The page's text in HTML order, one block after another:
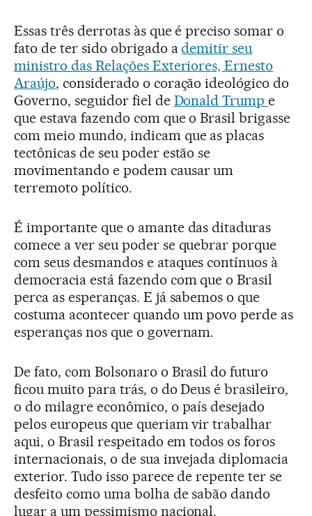
Essas três derrotas às que é preciso somar o
fato de ter sido obrigado ademitir seu
ministro das Relações Exteriores, Ernesto
Araújo, considerado o coração ideológico do
Governo, seguidor fiel de Donald Trumpe
que estava fazendo com que o Brasil brigasse
com meio mundo, indicam que as placas
tectônicas de seu poder estão se
movimentando e podem causar um
terremoto político.
É importante que o amante das ditaduras
comece a ver seu poder se quebrar porque
com seus desmandos e ataques contínuos à
democracia está fazendo com que o Brasil
perca as esperanças. E já sabemos o que
costuma acontecer quando um povo perde as
esperanças nos que o governam.
De fato, com Bolsonaro o Brasil do futuro
ficou muito para trás, o do Deus é brasileiro,
o do milagre econômico, o país desejado
pelos europeus que queriam vir trabalhar
aqui, o Brasil respeitado em todos os foros
internacionais, o de sua invejada diplomacia
exterior. Tudo isso parece de repente ter se
desfeito como uma bolha de sabão dando
lugar a um pessimismo nacional.